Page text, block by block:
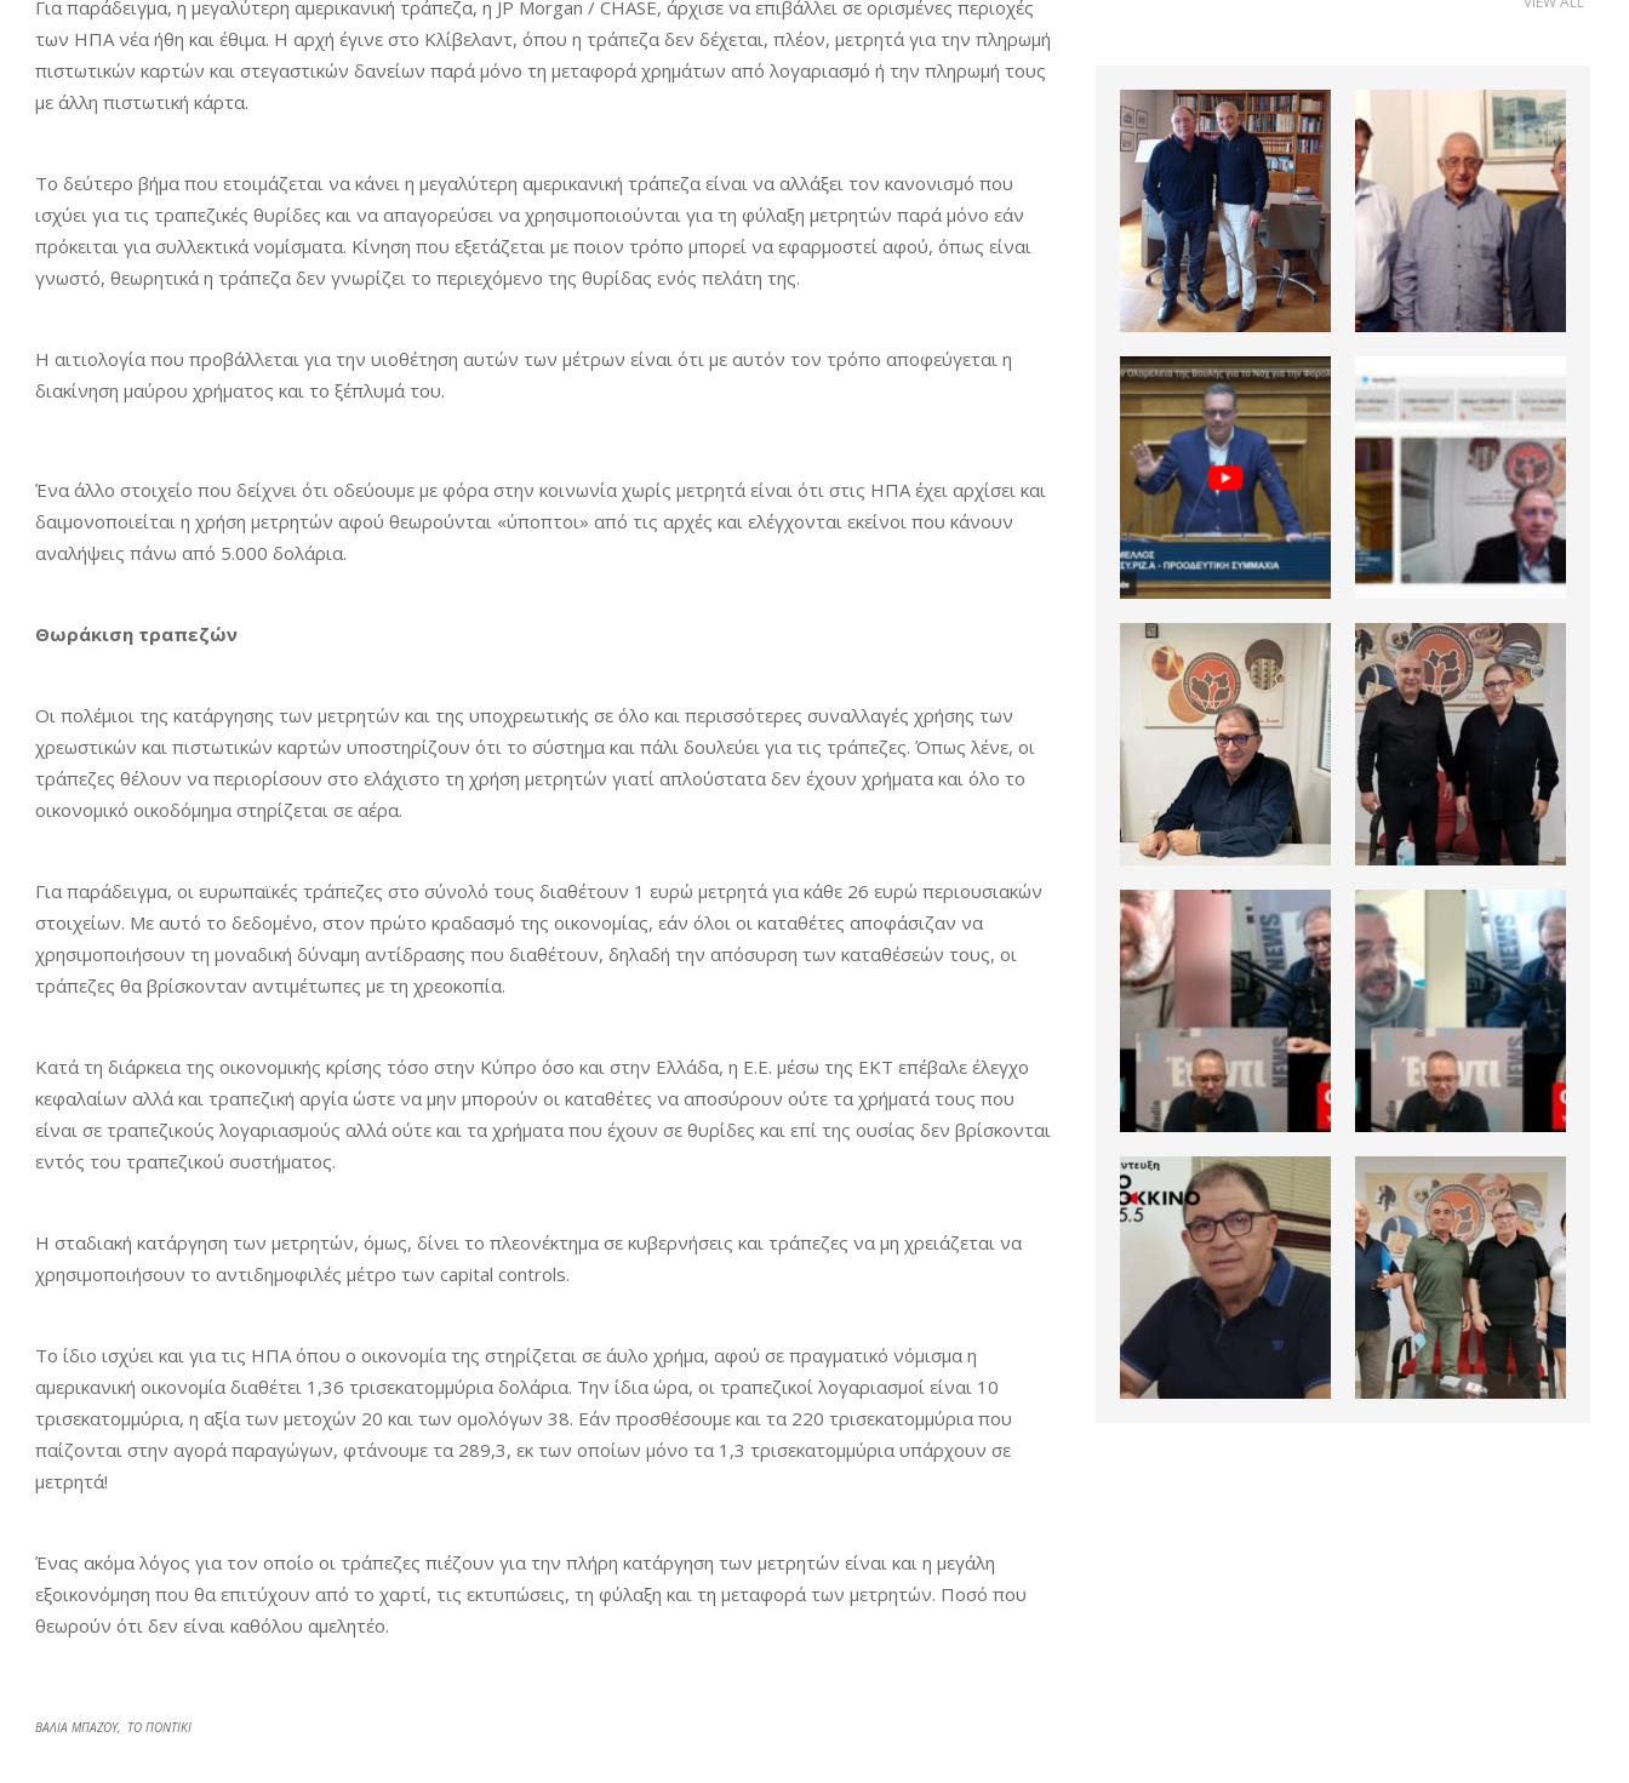
Για παράδειγμα, η μεγαλύτερη αμερικανική τράπεζα, η JP Morgan / CHASE, άρχισε να επιβάλλει σε ορισμένες περιοχές
των ΗΠΑ νέα ήθη και έθιμα. Η αρχή έγινε στο Κλίβελαντ, όπου η τράπεζα δεν δέχεται, πλέον, μετρητά για την πληρωμή
πιστωτικών καρτών και στεγαστικών δανείων παρά μόνο τη μεταφορά χρημάτων από λογαριασμό ή την πληρωμή τους
με άλλη πιστωτική κάρτα.
Το δεύτερο βήμα που ετοιμάζεται να κάνει η μεγαλύτερη αμερικανική τράπεζα είναι να αλλάξει τον κανονισμό που
ισχύει για τις τραπεζικές θυρίδες και να απαγορεύσει να χρησιμοποιούνται για τη φύλαξη μετρητών παρά μόνο εάν
πρόκειται για συλλεκτικά νομίσματα. Κίνηση που εξετάζεται με ποιον τρόπο μπορεί να εφαρμοστεί αφού, όπως είναι
γνωστό, θεωρητικά η τράπεζα δεν γνωρίζει το περιεχόμενο της θυρίδας ενός πελάτη της.
Η αιτιολογία που προβάλλεται για την υιοθέτηση αυτών των μέτρων είναι ότι με αυτόν τον τρόπο αποφεύγεται η
διακίνηση μαύρου χρήματος και το ξέπλυμά του.
Ένα άλλο στοιχείο που δείχνει ότι οδεύουμε με φόρα στην κοινωνία χωρίς μετρητά είναι ότι στις ΗΠΑ έχει αρχίσει και
δαιμονοποιείται η χρήση μετρητών αφού θεωρούνται «ύποπτοι» από τις αρχές και ελέγχονται εκείνοι που κάνουν
αναλήψεις πάνω από 5.000 δολάρια.
Θωράκιση τραπεζών
Οι πολέμιοι της κατάργησης των μετρητών και της υποχρεωτικής σε όλο και περισσότερες συναλλαγές χρήσης των
χρεωστικών και πιστωτικών καρτών υποστηρίζουν ότι το σύστημα και πάλι δουλεύει για τις τράπεζες. Όπως λένε, οι
τράπεζες θέλουν να περιορίσουν στο ελάχιστο τη χρήση μετρητών γιατί απλούστατα δεν έχουν χρήματα και όλο το
οικονομικό οικοδόμημα στηρίζεται σε αέρα.
Για παράδειγμα, οι ευρωπαϊκές τράπεζες στο σύνολό τους διαθέτουν 1 ευρώ μετρητά για κάθε 26 ευρώ περιουσιακών
στοιχείων. Με αυτό το δεδομένο, στον πρώτο κραδασμό της οικονομίας, εάν όλοι οι καταθέτες αποφάσιζαν να
χρησιμοποιήσουν τη μοναδική δύναμη αντίδρασης που διαθέτουν, δηλαδή την απόσυρση των καταθέσεών τους, οι
τράπεζες θα βρίσκονταν αντιμέτωπες με τη χρεοκοπία.
Κατά τη διάρκεια της οικονομικής κρίσης τόσο στην Κύπρο όσο και στην Ελλάδα, η Ε.Ε. μέσω της ΕΚΤ επέβαλε έλεγχο
κεφαλαίων αλλά και τραπεζική αργία ώστε να μην μπορούν οι καταθέτες να αποσύρουν ούτε τα χρήματά τους που
είναι σε τραπεζικούς λογαριασμούς αλλά ούτε και τα χρήματα που έχουν σε θυρίδες και επί της ουσίας δεν βρίσκονται
εντός του τραπεζικού συστήματος.
Η σταδιακή κατάργηση των μετρητών, όμως, δίνει το πλεονέκτημα σε κυβερνήσεις και τράπεζες να μη χρειάζεται να
χρησιμοποιήσουν το αντιδημοφιλές μέτρο των capital controls.
Το ίδιο ισχύει και για τις ΗΠΑ όπου ο οικονομία της στηρίζεται σε άυλο χρήμα, αφού σε πραγματικό νόμισμα η
αμερικανική οικονομία διαθέτει 1,36 τρισεκατομμύρια δολάρια. Την ίδια ώρα, οι τραπεζικοί λογαριασμοί είναι 10
τρισεκατομμύρια, η αξία των μετοχών 20 και των ομολόγων 38. Εάν προσθέσουμε και τα 220 τρισεκατομμύρια που
παίζονται στην αγορά παραγώγων, φτάνουμε τα 289,3, εκ των οποίων μόνο τα 1,3 τρισεκατομμύρια υπάρχουν σε
μετρητά!
Ένας ακόμα λόγος για τον οποίο οι τράπεζες πιέζουν για την πλήρη κατάργηση των μετρητών είναι και η μεγάλη
εξοικονόμηση που θα επιτύχουν από το χαρτί, τις εκτυπώσεις, τη φύλαξη και τη μεταφορά των μετρητών. Ποσό που
θεωρούν ότι δεν είναι καθόλου αμελητέο.
ΒAΛΙΑ ΜΠΑΖΟΥ, ΤΟ ΠΟΝΤΙΚΙ